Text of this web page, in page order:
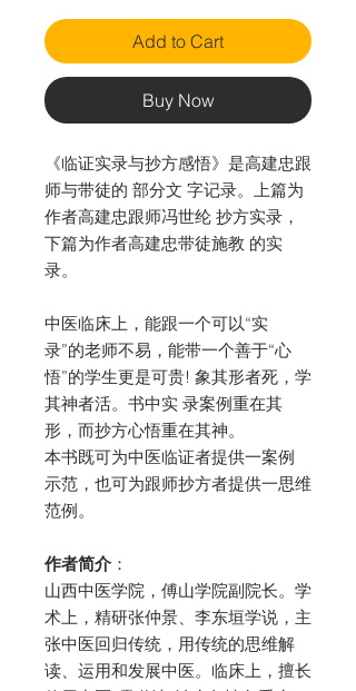
Add to Cart
Buy Now
《临证实录与抄方感悟》是高建忠跟
师与带徒的 部分文 字记录。上篇为
作者高建忠跟师冯世纶 抄方实录，
下篇为作者高建忠带徒施教 的实
录。
中医临床上，能跟一个可以“实
录”的老师不易，能带一个善于“心
悟”的学生更是可贵! 象其形者死，学
其神者活。书中实 录案例重在其
形，而抄方心悟重在其神。
本书既可为中医临证者提供一案例
示范，也可为跟师抄方者提供一思维
范例。
作者简介 ：
山西中医学院，傅山学院副院长。学
术上，精研张仲景、李东垣学说，主
张中医回归传统，用传统的思维解
读、运用和发展中医。临床上，擅长